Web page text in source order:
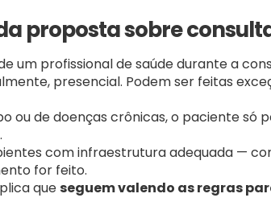
proposta sobre
um profissional de saúde durante a
presencial. Podem ser feitas
ou de doenças crônicas, o paciente só
com infraestrutura adequada —
for feito.
que seguem valendo as regras